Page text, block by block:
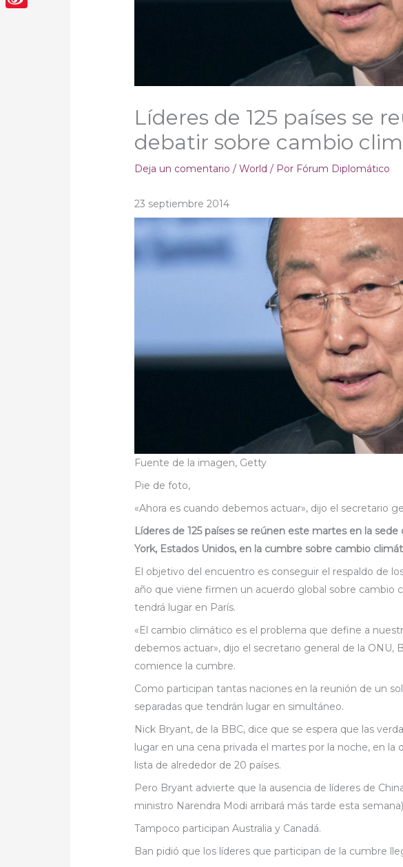
Líderes de 125 países se
debatir sobre cambio
Deja un comentario /World / Por Fórum Diplomático
23 septiembre 2014
Fuente de la imagen, Getty
Pie de foto,
«Ahora es cuando debemos actuar», dijo el secretario
Líderes de 125 países se reúnen este martes en la
York, Estados Unidos, en la cumbre sobre cambio
El objetivo del encuentro es conseguir el respaldo de
año que viene firmen un acuerdo global sobre cambio
tendrá lugar en París.
«El cambio climático es el problema que define a
debemos actuar», dijo el secretario general de la ONU,
comience la cumbre.
Como participan tantas naciones en la reunión de un
separadas que tendrán lugar en simultáneo.
Nick Bryant, de la BBC, dice que se espera que las
lugar en una cena privada el martes por la noche, en la
lista de alrededor de 20 países.
Pero Bryant advierte que la ausencia de líderes de
ministro Narendra Modi arribará más tarde esta
Tampoco participan Australia y Canadá.
Ban pidió que los líderes que participan de la cumbre